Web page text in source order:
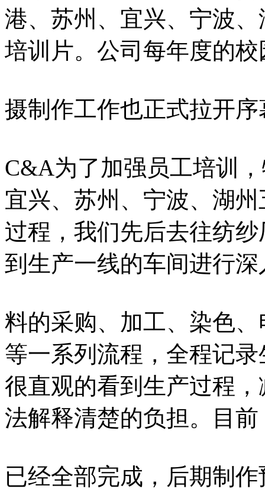
港、苏州、宜兴、宁波
培训片。公司每年度的
摄制作工作也正式拉开序
C&A为了加强员工培训
宜兴、苏州、宁波、湖
过程，我们先后去往纺
到生产一线的车间进行
料的采购、加工、染色
等一系列流程，全程记
很直观的看到生产过程
法解释清楚的负担。目
已经全部完成，后期制